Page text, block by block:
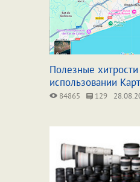
Полезные
использовании
84865 129